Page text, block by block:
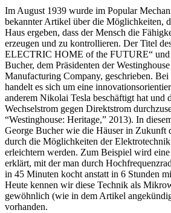
Im August 1939 wurde im Popular
bekannter Artikel über die Möglichkeiten,
Haus ergeben, dass der Mensch die
erzeugen und zu kontrollieren. Der Titel
ELECTRIC HOME of the FUTURE“ und
Bucher, dem Präsidenten der
Manufacturing Company, geschrieben. Bei
handelt es sich um eine
anderem Nikolai Tesla beschäftigt hat und
Wechselstrom gegen Direktstrom
“Westinghouse: Heritage,” 2013). In
George Bucher wie die Häuser in Zukunft
durch die Möglichkeiten der
erleichtern werden. Zum Beispiel wird
erklärt, mit der man durch
in 45 Minuten kocht anstatt in 6 Stunden
Heute kennen wir diese Technik als
gewöhnlich (wie in dem Artikel
vorhanden.